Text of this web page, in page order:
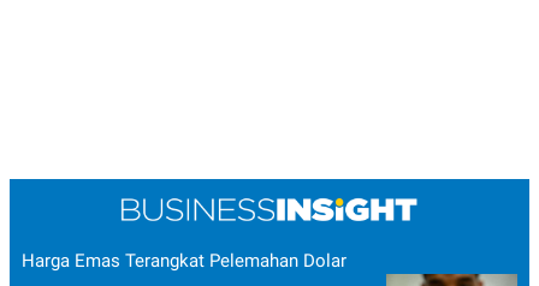
Harga Emas Terangkat Pelemahan Dolar